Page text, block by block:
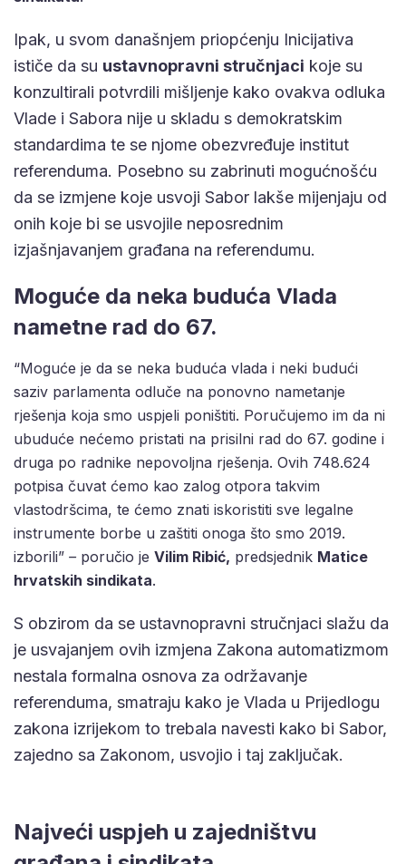
Ipak, u svom današnjem priopćenju Inicijativa
ističe da su ustavnopravni stručnjaci koje su
konzultirali potvrdili mišljenje kako ovakva odluka
Vlade i Sabora nije u skladu s demokratskim
standardima te se njome obezvređuje institut
referenduma. Posebno su zabrinuti mogućnošću
da se izmjene koje usvoji Sabor lakše mijenjaju od
onih koje bi se usvojile neposrednim
izjašnjavanjem građana na referendumu.
Moguće da neka buduća Vlada
nametne rad do 67.
“Moguće je da se neka buduća vlada i neki budući
saziv parlamenta odluče na ponovno nametanje
rješenja koja smo uspjeli poništiti. Poručujemo im da ni
ubuduće nećemo pristati na prisilni rad do 67. godine i
druga po radnike nepovoljna rješenja. Ovih 748.624
potpisa čuvat ćemo kao zalog otpora takvim
vlastodršcima, te ćemo znati iskoristiti sve legalne
instrumente borbe u zaštiti onoga što smo 2019.
izborili” –poručio je Vilim Ribić, predsjednik Matice
hrvatskih sindikata.
S obzirom da se ustavnopravni stručnjaci slažu da
je usvajanjem ovih izmjena Zakona automatizmom
nestala formalna osnova za održavanje
referenduma, smatraju kako je Vlada u Prijedlogu
zakona izrijekom to trebala navesti kako bi Sabor,
zajedno sa Zakonom, usvojio i taj zaključak.
Najveći uspjeh u zajedništvu